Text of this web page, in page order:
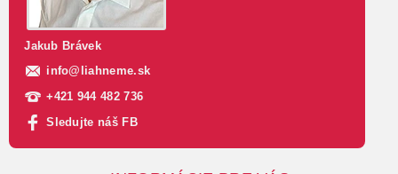
Jakub Brávek
info@ liahneme.sk
+421 944 482 736
Sledujte náš FB